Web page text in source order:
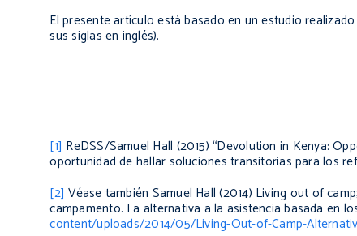
El presente artículo está basado en un estudio
sus siglas en inglés).
[1] ReDSS/Samuel Hall (2015) “Devolution in Kenya:
oportunidad de hallar soluciones transitorias para los
[2] Véase también Samuel Hall (2014) Living out of
campamento. La alternativa a la asistencia basada en
content/uploads/2014/05/Living-Out-of-Camp-